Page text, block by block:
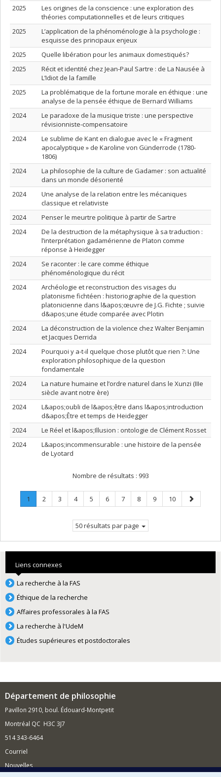
2025
Les origines de la conscience : une exploration des
théories computationnelles et de leurs critiques
2025
L’application de la phénoménologie à la psychologie :
esquisse des principaux enjeux
2025
Quelle libération pour les animaux domestiqués?
2025
Récit et identité chez Jean-Paul Sartre : de La Nausée à
L’Idiot de la famille
2025
La problématique de la fortune morale en éthique : une
analyse de la pensée éthique de Bernard Williams
2024
Le paradoxe de la musique triste : une perspective
révisionniste-compensatoire
2024
Le sublime de Kant en dialogue avec le « Fragment
apocalyptique » de Karoline von Günderrode (1780-
1806)
2024
La philosophie de la culture de Gadamer : son actualité
dans un monde désorienté
2024
Une analyse de la relation entre les mécaniques
classique et relativiste
2024
Penser le meurtre politique à partir de Sartre
2024
De la destruction de la métaphysique à sa traduction :
l’interprétation gadamérienne de Platon comme
réponse à Heidegger
2024
Se raconter : le care comme éthique
phénoménologique du récit
2024
Archéologie et reconstruction des visages du
platonisme fichtéen : historiographie de la question
platonicienne dans l&apos;œuvre de J.G. Fichte ; suivie
d&apos;une étude comparée avec Plotin
2024
La déconstruction de la violence chez Walter Benjamin
et Jacques Derrida
2024
Pourquoi y a-t-il quelque chose plutôt que rien ?: Une
exploration philosophique de la question
fondamentale
2024
La nature humaine et l’ordre naturel dans le Xunzi (IIIe
siècle avant notre ère)
2024
L&apos;oubli de l&apos;être dans l&apos;introduction
d&apos;Être et temps de Heidegger
2024
Le Réel et l&apos;Illusion : ontologie de Clément Rosset
2024
L&apos;incommensurable : une histoire de la pensée
de Lyotard
Nombre de résultats : 993
Page
1
Page
Page
2 Page
3 Page
4 Page
5 Page
6 Page
7 Page
8 Page
9 Page
10
Page
suivante
50 résultats par page
Liens connexes
La recherche à la FAS
Éthique de la recherche
Affaires professorales à la FAS
La recherche à l'UdeM
Études supérieures et postdoctorales
Département de philosophie
Pavillon 2910, boul. Édouard-Montpetit
Montréal QC H3C 3J7
514 343-6464
Courriel
Nouvelles